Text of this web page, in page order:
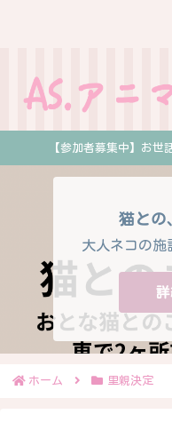
【参加者募集中】お世
猫との
大人ネコの施
ホーム 里親決定